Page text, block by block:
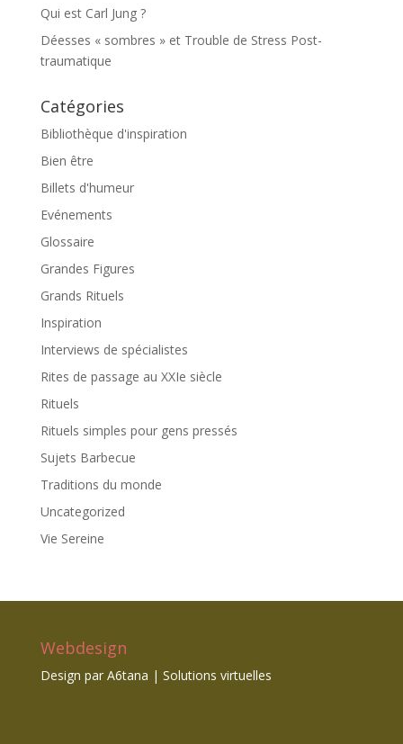
Qui est Carl Jung ?
Déesses « sombres » et Trouble de Stress Post-
traumatique
Catégories
Bibliothèque d'inspiration
Bien être
Billets d'humeur
Evénements
Glossaire
Grandes Figures
Grands Rituels
Inspiration
Interviews de spécialistes
Rites de passage au XXIe siècle
Rituels
Rituels simples pour gens pressés
Sujets Barbecue
Traditions du monde
Uncategorized
Vie Sereine
Webdesign
Design par A6tana | Solutions virtuelles